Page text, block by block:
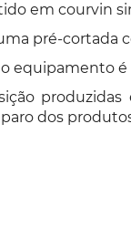
em courvin
pré-cortada
equipamento
dos